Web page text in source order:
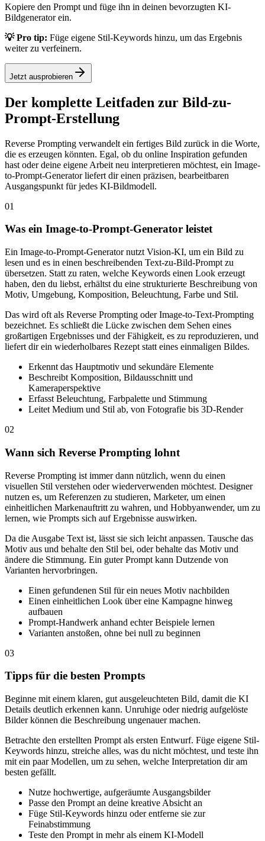
Kopiere den Prompt und füge ihn in deinen bevorzugten KI-
Bildgenerator ein.
💡 Pro tip: Füge eigene Stil-Keywords hinzu, um das Ergebnis
weiter zu verfeinern.
Jetzt ausprobieren
Der komplette Leitfaden zur Bild-zu-
Prompt-Erstellung
Reverse Prompting verwandelt ein fertiges Bild zurück in die Worte,
die es erzeugen könnten. Egal, ob du online Inspiration gefunden
hast oder deine eigene Arbeit neu interpretieren möchtest, ein Image-
to-Prompt-Generator liefert dir einen präzisen, bearbeitbaren
Ausgangspunkt für jedes KI-Bildmodell.
01
Was ein Image-to-Prompt-Generator leistet
Ein Image-to-Prompt-Generator nutzt Vision-KI, um ein Bild zu
lesen und es in einen beschreibenden Text-zu-Bild-Prompt zu
übersetzen. Statt zu raten, welche Keywords einen Look erzeugt
haben, den du liebst, erhältst du eine strukturierte Beschreibung von
Motiv, Umgebung, Komposition, Beleuchtung, Farbe und Stil.
Das wird oft als Reverse Prompting oder Image-to-Text-Prompting
bezeichnet. Es schließt die Lücke zwischen dem Sehen eines
großartigen Ergebnisses und der Fähigkeit, es zu reproduzieren, und
liefert dir ein wiederholbares Rezept statt eines einmaligen Bildes.
Erkennt das Hauptmotiv und sekundäre Elemente
Beschreibt Komposition, Bildausschnitt und
Kameraperspektive
Erfasst Beleuchtung, Farbpalette und Stimmung
Leitet Medium und Stil ab, von Fotografie bis 3D-Render
02
Wann sich Reverse Prompting lohnt
Reverse Prompting ist immer dann nützlich, wenn du einen
visuellen Stil verstehen oder wiederverwenden möchtest. Designer
nutzen es, um Referenzen zu studieren, Marketer, um einen
einheitlichen Markenauftritt zu wahren, und Hobbyanwender, um zu
lernen, wie Prompts sich auf Ergebnisse auswirken.
Da die Ausgabe Text ist, lässt sie sich leicht anpassen. Tausche das
Motiv aus und behalte den Stil bei, oder behalte das Motiv und
ändere die Stimmung. Ein guter Prompt kann Dutzende von
Varianten hervorbringen.
Einen gefundenen Stil für ein neues Motiv nachbilden
Einen einheitlichen Look über eine Kampagne hinweg
aufbauen
Prompt-Handwerk anhand echter Beispiele lernen
Varianten anstoßen, ohne bei null zu beginnen
03
Tipps für die besten Prompts
Beginne mit einem klaren, gut ausgeleuchteten Bild, damit die KI
Details deutlich erkennen kann. Unruhige oder niedrig aufgelöste
Bilder können die Beschreibung ungenauer machen.
Betrachte den erstellten Prompt als ersten Entwurf. Füge eigene Stil-
Keywords hinzu, streiche alles, was du nicht möchtest, und teste ihn
mit ein paar Modellen, um zu sehen, welche Interpretation dir am
besten gefällt.
Nutze hochwertige, aufgeräumte Ausgangsbilder
Passe den Prompt an deine kreative Absicht an
Füge Stil-Keywords hinzu oder entferne sie zur
Feinabstimmung
Teste den Prompt in mehr als einem KI-Modell